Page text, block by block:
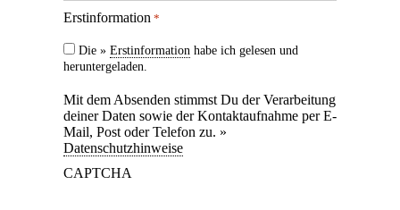
Erstinformation *
Die » Erstinformationhabe ich gelesen und
heruntergeladen.
Mit dem Absenden stimmst Du der Verarbeitung
deiner Daten sowie der Kontaktaufnahme per E-
Mail, Post oder Telefon zu. »
Datenschutzhinweise
CAPTCHA